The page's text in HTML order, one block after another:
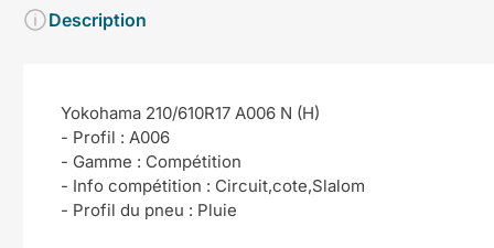
Description
Yokohama 210/610R17 A006 N (H)
- Profil : A006
- Gamme : Compétition
- Info compétition : Circuit,cote,Slalom
- Profil du pneu : Pluie